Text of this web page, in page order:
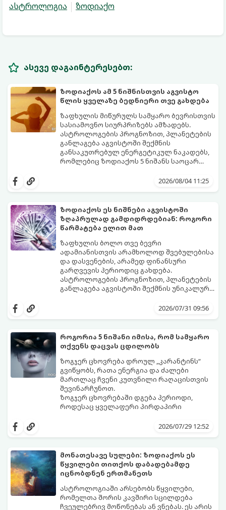
ასტროლოგია
ზოდიაქო
ასევე დაგაინტერესებთ:
ზოდიაქოს ამ 5 ნიშნისთვის აგვისტო
წლის ყველაზე ბედნიერი თვე გახდება
ზაფხულის მიწურულს სამყარო ბევრისთვის
სასიამოვნო სიურპრიზებს ამზადებს.
ასტროლოგების პროგნოზით, პლანეტების
განლაგება აგვისტოში შექმნის
განსაკუთრებულ ენერგეტიკულ ნაკადებს,
რომლებიც ზოდიაქოს 5 ნიშანს საოცარ
ყველაზე ბედნიერი თვე აღმოჩნდება.
2026/08/04 11:25
ზოდიაქოს ეს ნიშნები აგვისტოში
ზღაპრულად გამდიდრდებიან: როგორი
წარმატება ელით მათ
ზაფხულის ბოლო თვე ბევრი
ადამიანისთვის არამხოლოდ შვებულებისა
და დასვენების, არამედ ფინანსური
გარღვევის პერიოდიც გახდება.
ასტროლოგების პროგნოზით, პლანეტების
განლაგება აგვისტოში შექმნის უნიკალურ
ზოდიაქოს 4 ნიშანს ფინანსური წარმატების
შორის, ვისაც აგვისტოში ფინანსური
2026/07/31 09:56
როგორია 5 ნიშანი იმისა, რომ სამყარო
თქვენს დაცვას ცდილობს
ზოგჯერ ცხოვრება დროულ „კარანტინს“
გვიწყობს, რათა ენერგია და ძალები
მართლაც ჩვენი კუთვნილი რაღაცისთვის
შევინარჩუნოთ.
ზოგჯერ ცხოვრებაში დგება პერიოდი,
როდესაც ყველაფერი პირდაპირი
იშლება მნიშვნელოვანი გარიგებები,
ახლობლებად ვთვლიდით, უეცრად მიდიან.
ასეთ მომენტებში ადვილია
სასოწარკვეთილებაში ჩავარდნა. თუმცა
ეზოთერიკასა და ფსიქოლოგიაში ეს
ფენომენი ხშირად სხვანაირად
განიხილება: როგორც სამყაროს (ან ჩვენი
არაცნობიერის) ფარული დამცავი
აი, 5 აშკარა ნიშანი იმისა, რომ
მომხდარი მარცხი სასჯელი კი არა,
თქვენი დაცვისკენ მიმართული
სამყაროს მცდელობაა:
2026/07/29 12:52
მონათესავე სულები: ზოდიაქოს ეს
წყვილები თითქოს დაბადებამდე
იცნობდნენ ერთმანეთს
ასტროლოგიაში არსებობს წყვილები,
რომელთა შორის კავშირი სცილდება
ჩვეულებრივ მოწონებას ან ვნებას. ეს არის